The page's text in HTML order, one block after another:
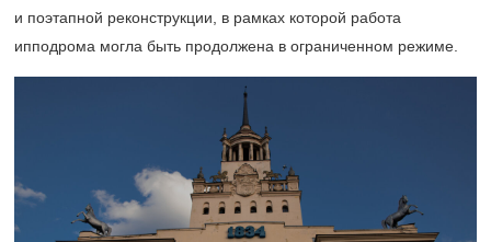
и поэтапной реконструкции, в рамках которой работа
ипподрома могла быть продолжена в ограниченном режиме.